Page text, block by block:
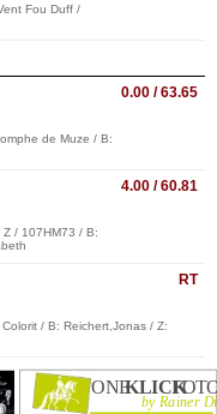
Fou Duff /
0.00 / 63.65
de Muze / B:
4.00 / 60.81
/ 107HM73 / B:
RT
/ B: Reichert,Jonas / Z: